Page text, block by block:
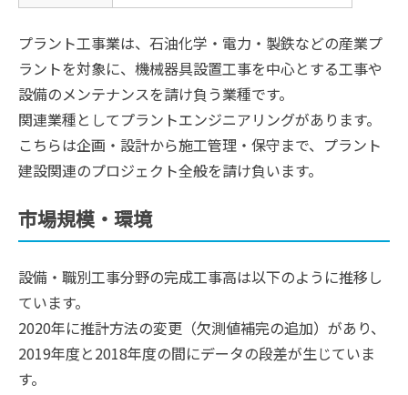
プラント工事業は、石油化学・電力・製鉄などの産業プ
ラントを対象に、機械器具設置工事を中心とする工事や
設備のメンテナンスを請け負う業種です。
関連業種としてプラントエンジニアリングがあります。
こちらは企画・設計から施工管理・保守まで、プラント
建設関連のプロジェクト全般を請け負います。
市場規模・環境
設備・職別工事分野の完成工事高は以下のように推移し
ています。
2020年に推計方法の変更（欠測値補完の追加）があり、
2019年度と2018年度の間にデータの段差が生じていま
す。